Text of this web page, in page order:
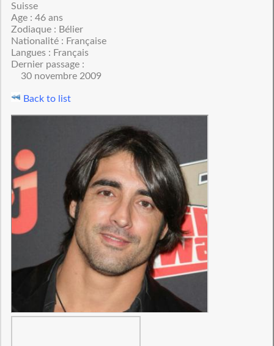
Suisse
Age : 46 ans
Zodiaque : Bélier
Nationalité : Française
Langues : Français
Dernier passage :
30 novembre 2009
Back to list